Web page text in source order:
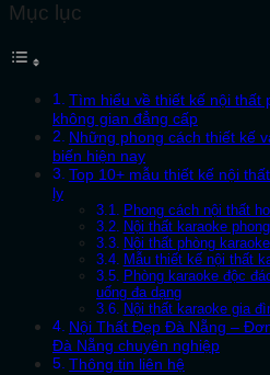
Mục lục
Tìm hiểu về thiết kế nội thất
không gian đẳng cấp
Những phong cách thiết kế
biến hiện nay
Top 10+ mẫu thiết kế nội
ly
Phong cách nội thất
Nội thất karaoke
Nội thất phòng
Mẫu thiết kế nội thất
Phòng karaoke độc
uống đa dạng
Nội thất karaoke gia
Nội Thất Đẹp Đà Nẵng –
Đà Nẵng chuyên nghiệp
Thông tin liên hệ